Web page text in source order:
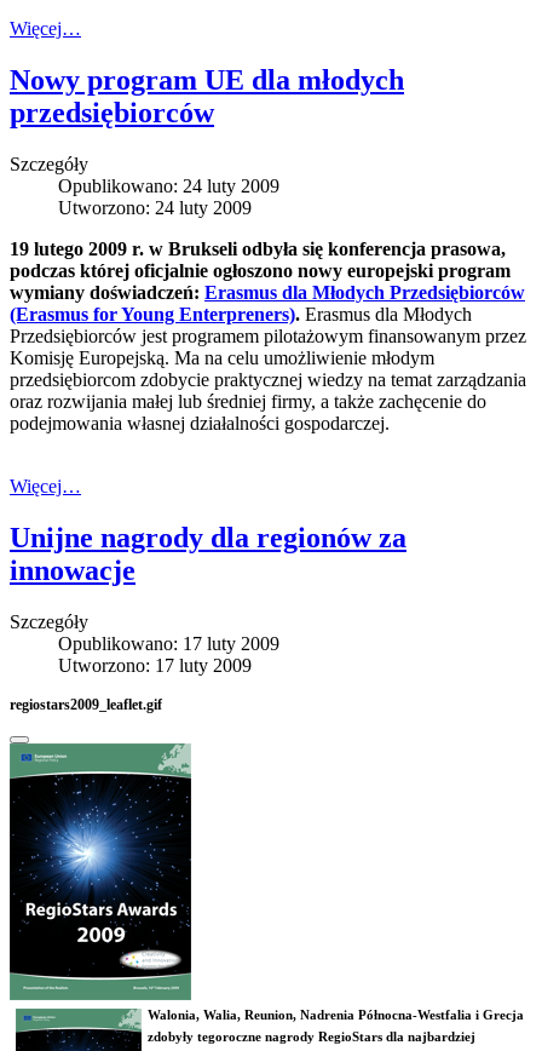
Więcej…
Nowy program UE dla młodych
przedsiębiorców
Szczegóły
Opublikowano: 24 luty 2009
Utworzono: 24 luty 2009
19 lutego 2009 r. w Brukseli odbyła się konferencja prasowa,
podczas której oficjalnie ogłoszono nowy europejski program
wymiany doświadczeń: Erasmus dla Młodych Przedsiębiorców
(Erasmus for Young Enterpreners). Erasmus dla Młodych
Przedsiębiorców jest programem pilotażowym finansowanym przez
Komisję Europejską. Ma na celu umożliwienie młodym
przedsiębiorcom zdobycie praktycznej wiedzy na temat zarządzania
oraz rozwijania małej lub średniej firmy, a także zachęcenie do
podejmowania własnej działalności gospodarczej.
Więcej…
Unijne nagrody dla regionów za
innowacje
Szczegóły
Opublikowano: 17 luty 2009
Utworzono: 17 luty 2009
regiostars2009_leaflet.gif
Walonia, Walia, Reunion, Nadrenia Północna-Westfalia i Grecja
zdobyły tegoroczne nagrody RegioStars dla najbardziej